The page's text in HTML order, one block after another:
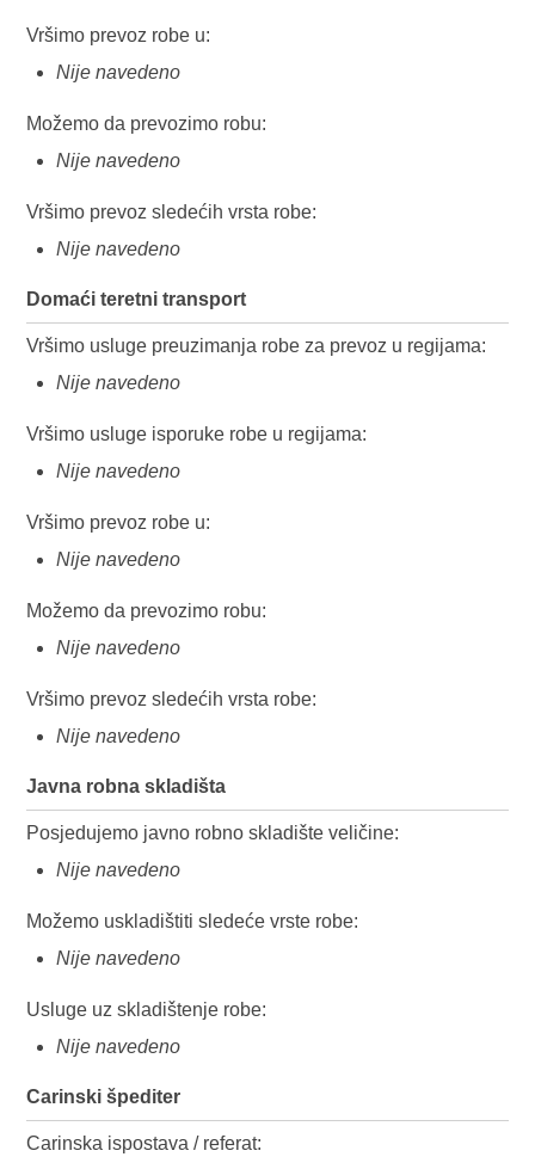
Vršimo prevoz robe u:
Nije navedeno
Možemo da prevozimo robu:
Nije navedeno
Vršimo prevoz sledećih vrsta robe:
Nije navedeno
Domaći teretni transport
Vršimo usluge preuzimanja robe za prevoz u regijama:
Nije navedeno
Vršimo usluge isporuke robe u regijama:
Nije navedeno
Vršimo prevoz robe u:
Nije navedeno
Možemo da prevozimo robu:
Nije navedeno
Vršimo prevoz sledećih vrsta robe:
Nije navedeno
Javna robna skladišta
Posjedujemo javno robno skladište veličine:
Nije navedeno
Možemo uskladištiti sledeće vrste robe:
Nije navedeno
Usluge uz skladištenje robe:
Nije navedeno
Carinski špediter
Carinska ispostava / referat: